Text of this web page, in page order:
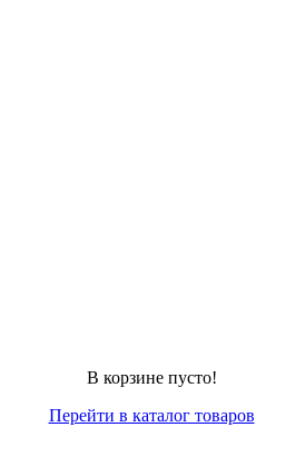
В корзине пусто!
Перейти в каталог товаров